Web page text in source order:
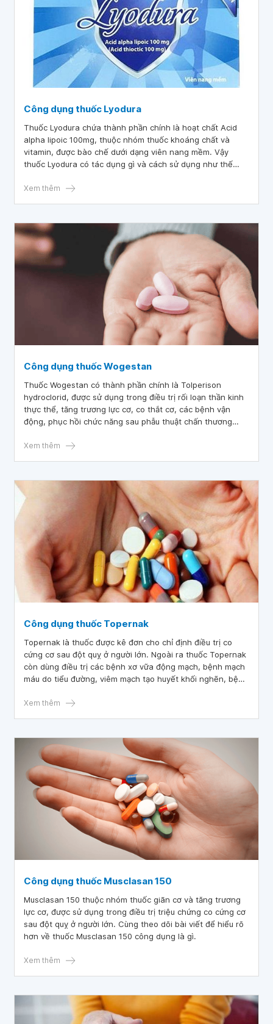
Công dụng thuốc Lyodura
Thuốc Lyodura chứa thành phần chính là hoạt chất Acid
alpha lipoic 100mg, thuộc nhóm thuốc khoáng chất và
vitamin, được bào chế dưới dạng viên nang mềm. Vậy
thuốc Lyodura có tác dụng gì và cách sử dụng như thế
Xem thêm
Công dụng thuốc Wogestan
Thuốc Wogestan có thành phần chính là Tolperison
hydroclorid, được sử dụng trong điều trị rối loạn thần kinh
thực thể, tăng trương lực cơ, co thắt cơ, các bệnh vận
động, phục hồi chức năng sau phẫu thuật chấn thương
Xem thêm
Công dụng thuốc Topernak
Topernak là thuốc được kê đơn cho chỉ định điều trị co
cứng cơ sau đột quỵ ở người lớn. Ngoài ra thuốc Topernak
còn dùng điều trị các bệnh xơ vữa động mạch, bệnh mạch
máu do tiểu đường, viêm mạch tạo huyết khối nghẽn, bệnh
dùng cần tuân theo chỉ dẫn của bác sĩ, đồng thời tham
Xem thêm
Công dụng thuốc Musclasan 150
Musclasan 150 thuộc nhóm thuốc giãn cơ và tăng trương
lực cơ, được sử dụng trong điều trị triệu chứng co cứng cơ
sau đột quỵ ở người lớn. Cùng theo dõi bài viết để hiểu rõ
hơn về thuốc Musclasan 150 công dụng là gì.
Xem thêm